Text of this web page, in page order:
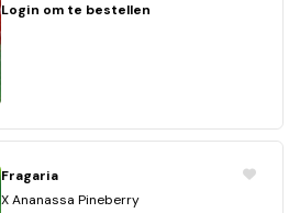
Login om te bestellen
Fragaria
X Ananassa Pineberry